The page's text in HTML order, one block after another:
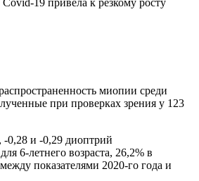
миопии среди
при проверках зрения у 123
-0,28 и -0,29 диоптрий
6-летнего возраста, 26,2% в
показателями 2020-го года и